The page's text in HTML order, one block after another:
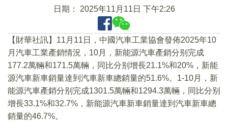
日期： 2025年11月11日 下午2:26
【財華社訊】11月11日，中國汽車工業協會發佈2025年10
月汽車工業產銷情況，10月，新能源汽車產銷分别完成
177.2萬輛和171.5萬輛，同比分别增長21.1%和20%，新能
源汽車新車銷量達到汽車新車總銷量的51.6%。1-10月，新
能源汽車產銷分别完成1301.5萬輛和1294.3萬輛，同比分别
增長33.1%和32.7%，新能源汽車新車銷量達到汽車新車總
銷量的46.7%。